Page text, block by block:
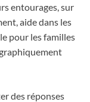
entourages, sur
aide dans les
pour les familles
des réponses